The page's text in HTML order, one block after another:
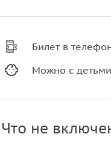
Билет в
Можно с детьми
Что не